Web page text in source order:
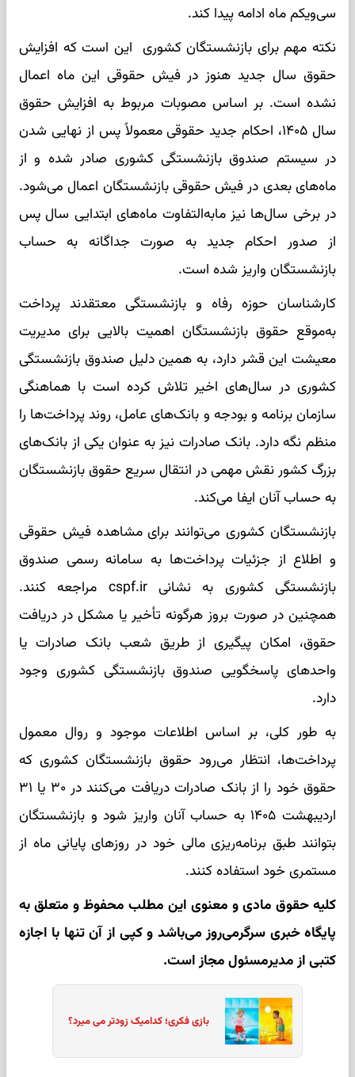
سی‌ویکم ماه ادامه پیدا کند.
نکته مهم برای بازنشستگان کشوری این است که افزایش
حقوق سال جدید هنوز در فیش حقوقی این ماه اعمال
نشده است. بر اساس مصوبات مربوط به افزایش حقوق
سال ۱۴۰۵، احکام جدید حقوقی معمولاً پس از نهایی شدن
در سیستم صندوق بازنشستگی کشوری صادر شده و از
ماه‌های بعدی در فیش حقوقی بازنشستگان اعمال می‌شود.
در برخی سال‌ها نیز مابه‌التفاوت ماه‌های ابتدایی سال پس
از صدور احکام جدید به صورت جداگانه به حساب
بازنشستگان واریز شده است.
کارشناسان حوزه رفاه و بازنشستگی معتقدند پرداخت
به‌موقع حقوق بازنشستگان اهمیت بالایی برای مدیریت
معیشت این قشر دارد، به همین دلیل صندوق بازنشستگی
کشوری در سال‌های اخیر تلاش کرده است با هماهنگی
سازمان برنامه و بودجه و بانک‌های عامل، روند پرداخت‌ها را
منظم نگه دارد. بانک صادرات نیز به عنوان یکی از بانک‌های
بزرگ کشور نقش مهمی در انتقال سریع حقوق بازنشستگان
به حساب آنان ایفا می‌کند.
بازنشستگان کشوری می‌توانند برای مشاهده فیش حقوقی
و اطلاع از جزئیات پرداخت‌ها به سامانه رسمی صندوق
بازنشستگی کشوری به نشانی cspf.ir مراجعه کنند.
همچنین در صورت بروز هرگونه تأخیر یا مشکل در دریافت
حقوق، امکان پیگیری از طریق شعب بانک صادرات یا
واحدهای پاسخگویی صندوق بازنشستگی کشوری وجود
دارد.
به طور کلی، بر اساس اطلاعات موجود و روال معمول
پرداخت‌ها، انتظار می‌رود حقوق بازنشستگان کشوری که
حقوق خود را از بانک صادرات دریافت می‌کنند در ۳۰ یا ۳۱
اردیبهشت ۱۴۰۵ به حساب آنان واریز شود و بازنشستگان
بتوانند طبق برنامه‌ریزی مالی خود در روزهای پایانی ماه از
مستمری خود استفاده کنند.
کلیه حقوق مادی و معنوی این مطلب محفوظ و متعلق به
پایگاه خبری سرگرمی‌روز می‌باشد و کپی از آن تنها با اجازه
کتبی از مدیرمسئول مجاز است.
بازی فکری؛ کدامیک زودتر می میرد؟